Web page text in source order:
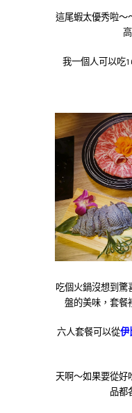
這尾蝦太優秀啦～
我一個人可以吃
吃個火鍋沒想到驚
盤的美味，套餐
六人套餐可以從伊
天啊～如果要從好
品都